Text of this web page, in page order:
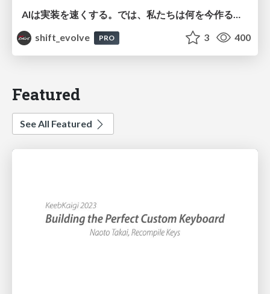
AIは実装を速くする。では、私たちは何を今作るべきか？－立場を越えてリリースに向き合ったチーム開発の実践 / 20260801 Hiromi Nakaya and Naoki Takahashi
shift_evolve
PRO 3 400
Featured
See All Featured